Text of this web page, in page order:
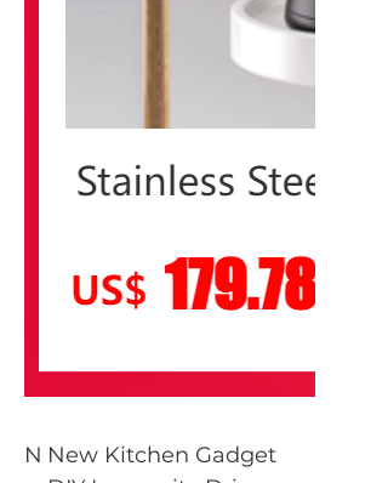
N New Kitchen Gadget